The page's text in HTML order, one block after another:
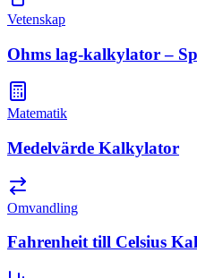
Vetenskap
Ohms lag-kalkylator –
Matematik
Medelvärde Kalkylator
Omvandling
Fahrenheit till Celsius